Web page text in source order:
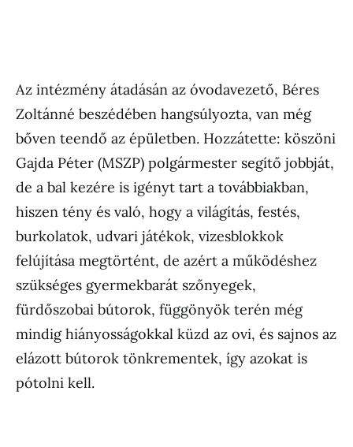
Az intézmény átadásán az óvodavezető, Béres
Zoltánné beszédében hangsúlyozta, van még
bőven teendő az épületben. Hozzátette: köszöni
Gajda Péter (MSZP) polgármester segítő jobbját,
de a bal kezére is igényt tart a továbbiakban,
hiszen tény és való, hogy a világítás, festés,
burkolatok, udvari játékok, vizesblokkok
felújítása megtörtént, de azért a működéshez
szükséges gyermekbarát szőnyegek,
fürdőszobai bútorok, függönyök terén még
mindig hiányosságokkal küzd az ovi, és sajnos az
elázott bútorok tönkrementek, így azokat is
pótolni kell.